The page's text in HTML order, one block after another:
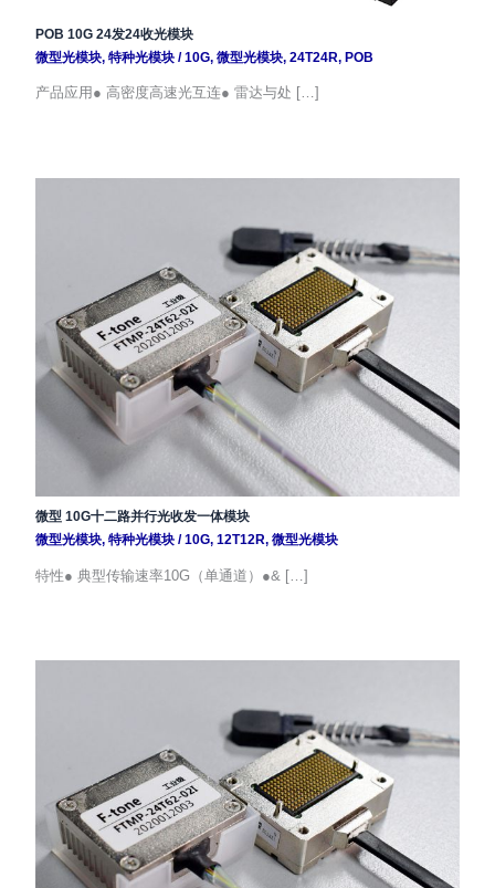
POB 10G 24发24收光模块
微型光模块, 特种光模块/10G, 微型光模块, 24T24R, POB
产品应用● 高密度高速光互连● 雷达与处 […]
微型 10G十二路并行光收发一体模块
微型光模块, 特种光模块/10G, 12T12R, 微型光模块
特性● 典型传输速率10G（单通道）●& […]